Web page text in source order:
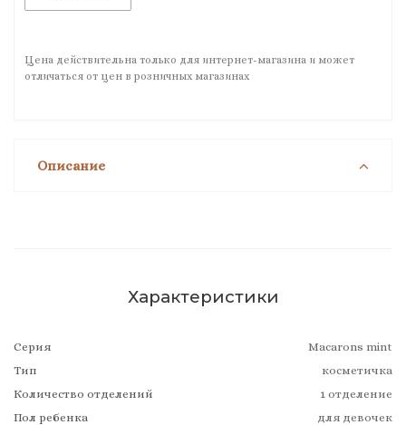
Цена действительна только для интернет-магазина и может
отличаться от цен в розничных магазинах
Описание
Характеристики
Серия
Macarons mint
Тип
косметичка
Количество отделений
1 отделение
Пол ребенка
для девочек